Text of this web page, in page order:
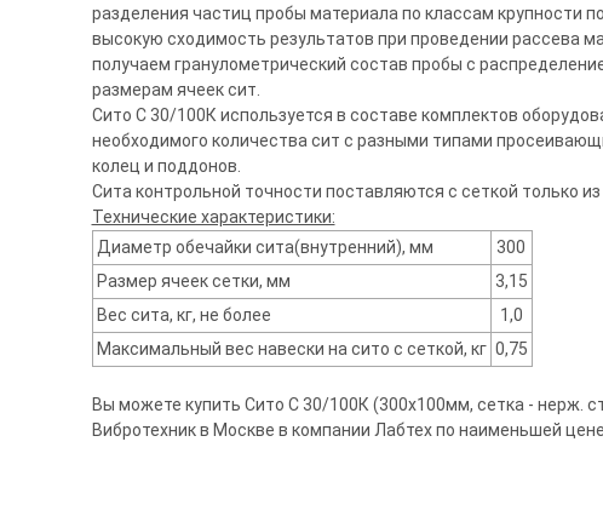
разделения частиц пробы материала по классам крупности
высокую сходимость результатов при проведении рассева
получаем гранулометрический состав пробы с
размерам ячеек сит.
Сито С 30/100К используется в составе комплектов
необходимого количества сит с разными типами
колец и поддонов.
Сита контрольной точности поставляются с сеткой только
Технические характеристики:
Диаметр обечайки сита(внутренний), мм
300
Размер ячеек сетки, мм
3,15
Вес сита, кг, не более
1,0
Максимальный вес навески на сито с сеткой, кг 0,75
Вы можете купить Сито С 30/100К (300х100мм, сетка - нерж.
Вибротехник в Москве в компании Лабтех по наименьшей